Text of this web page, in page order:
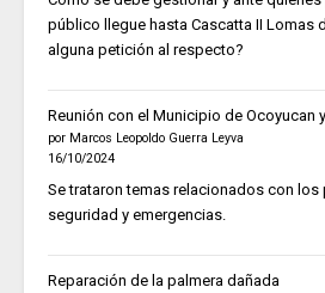
público llegue hasta Cascatta II Lomas
alguna petición al respecto?
Reunión con el Municipio de Ocoyucan
por Marcos Leopoldo Guerra Leyva
16/10/2024
Se trataron temas relacionados con
seguridad y emergencias.
Reparación de la palmera dañada